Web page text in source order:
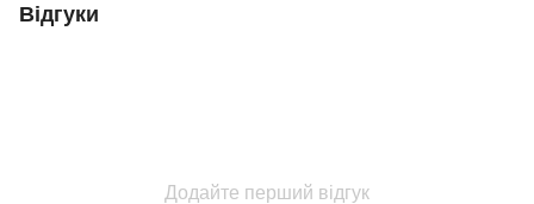
Відгуки
Додайте перший відгук